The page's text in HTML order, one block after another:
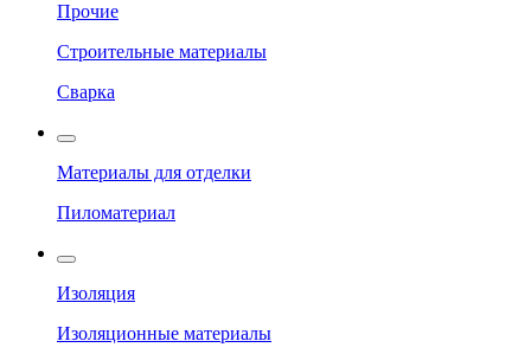
Прочие
Строительные материалы
Сварка
Материалы для отделки
Пиломатериал
Изоляция
Изоляционные материалы